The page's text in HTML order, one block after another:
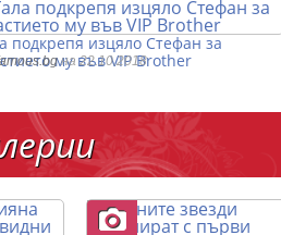
подкрепя изцяло Стефан за
му във VIP Brother
на 22.10.2018